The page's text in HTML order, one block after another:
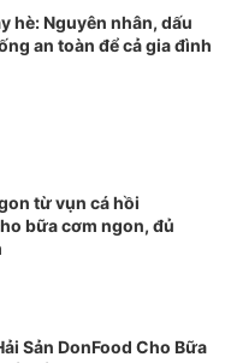
hè: Nguyên nhân, dấu
an toàn để cả gia đình
từ vụn cá hồi
bữa cơm ngon, đủ
Sản DonFood Cho Bữa